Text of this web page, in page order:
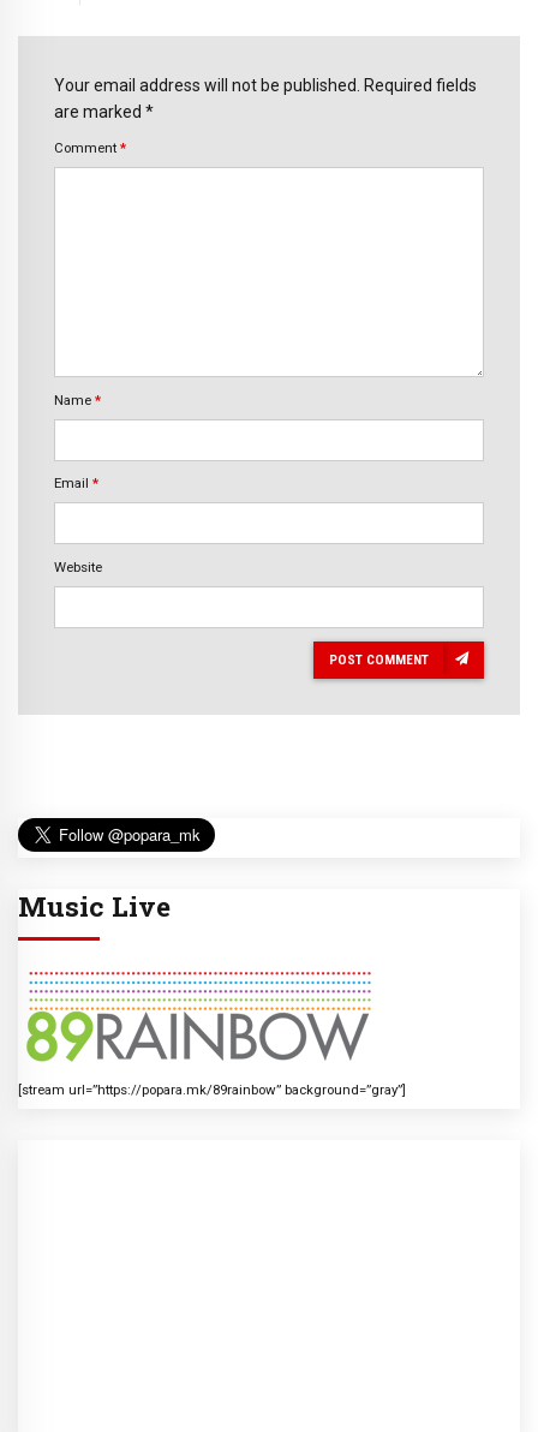
Your email address will not be published. Required fields
are marked *
Comment *
Name *
Email *
Website
POST COMMENT
Music Live
[stream url=”https://popara.mk/89rainbow” background=”gray”]